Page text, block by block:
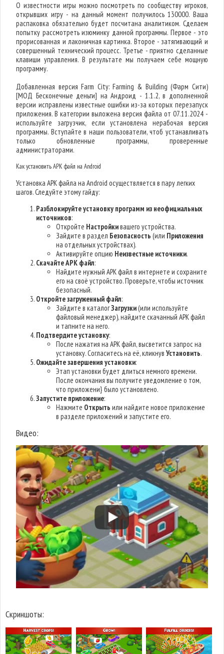
О известности игры можно посмотреть по сообществу игроков,
открывших игру - на данный момент получилось 130000. Ваша
распаковка обязательно будет посчитана аналитиком. Сделаем
попытку рассмотреть изюминку данной программы. Первое - это
прорисованная и лаконичная картинка. Второе - затягивающий и
совершенный технический процесс. Третье - приятно сделанные
клавиши управления. В результате мы получаем себе мощную
программу.
Добавленная версия Farm City: Farming & Building (Фарм Сити)
[МОД Бесконечные деньги] на Андроид - 1.1.2, в дополненной
версии исправлены известные ошибки из-за которых перезапуск
приложения. В категории выложена версия файла от 07.11.2024 -
используйте загрузчик, если установлена нерабочая версия
программы. Вступайте в наши пользователи, чтоб устанавливать
только обновленные программы, проверенные
администраторами.
Как установить APK файл на Android
Установка APK файла на Android осуществляется в пару легких
шагов. Следуйте этому гайду:
Разблокируйте установку программ из неофициальных
источников:
Откройте Настройкивашего устройства.
Зайдите в раздел Безопасность (или Приложения
на отдельных устройствах).
Активируйте опцию Неизвестные источники.
Скачайте APK файл:
Найдите нужный APK файл в интернете и сохраните
его на своё устройство. Проверьте, чтобы источник
безопасный.
Откройте загруженный файл:
Зайдите в каталогЗагрузки(или используйте
файловый менеджер), найдите скачанный APK файл
и тапните на него.
Подтвердите установку:
После нажатия на APK файл, высветится запрос на
установку. Согласитесь на её, кликнувУстановить.
Ожидайте завершения установки:
Этап установки будет длиться немного времени.
После окончания вы получите уведомление о том,
что приложени} было установлено.
Запустите приложение:
Нажмите Открыть или найдите новое приложение
в разделе приложений и запустите его.
Видео:
Скриншоты: